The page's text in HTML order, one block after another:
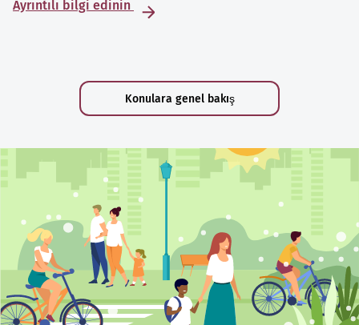
Ayrıntılı bilgi edinin
Konulara genel bakış